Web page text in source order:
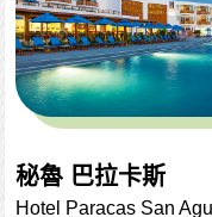
秘魯 巴拉卡斯
Hotel Paracas San